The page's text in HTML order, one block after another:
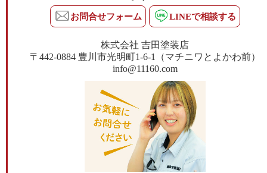
お問合せフォーム LINEで相談する
株式会社 吉田塗装店
〒442-0884 豊川市光明町1-6-1（マチニワとよかわ前）
info@11160.com